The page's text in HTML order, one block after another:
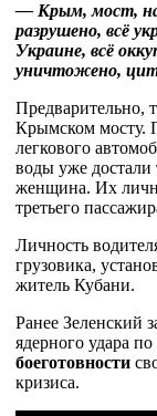
— Крым, мост,
разрушено, всё
Украине, всё
уничтожено,
Предварительно,
Крымском
легкового
воды уже
женщина. Их
третьего
Личность
грузовика,
житель Кубани.
Ранее Зеленский
ядерного удара
боеготовности
кризиса.